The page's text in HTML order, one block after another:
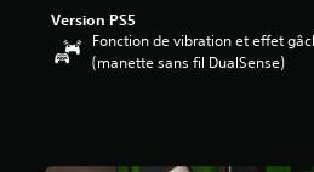
Version PS5
Fonction de vibration et effet
(manette sans fil DualSense)